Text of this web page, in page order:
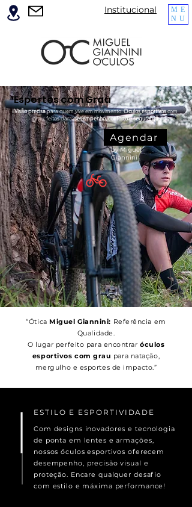
ME
NU
Institucional
Esportes com Grau
Visão precisapara quem vive em movimento.Óculos esportivoscom
grau, feitos paradesempenho, conforto e segurança.
Agendar
by Miguel
Giannini
“ÓticaMiguel Giannini: Referência em
Qualidade.
O lugar perfeito para encontraróculos
esportivos com grau para natação,
mergulho e esportes de impacto.”
ESTILO E ESPORTIVIDADE
Com designs inovadores e tecnologia
de ponta em lentes e armações,
nossos óculos esportivos oferecem
desempenho, precisão visual e
proteção. Encare qualquer desafio
com estilo e máxima performance!